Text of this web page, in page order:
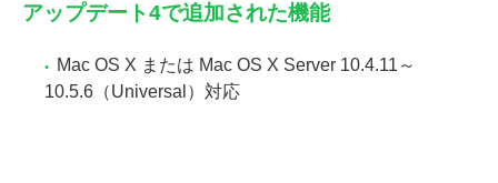
アップデート4で追加された機能
Mac OS X または Mac OS X Server 10.4.11～
10.5.6（Universal）対応